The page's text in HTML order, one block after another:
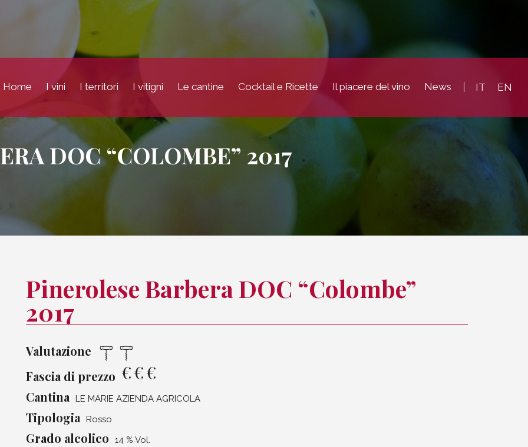
Home I vini I territori I vitigni Le cantine Cocktail e Ricette Il piacere del vino News IT EN
DOC “COLOMBE” 2017
Pinerolese Barbera DOC “Colombe”
2017
Valutazione
Fascia di prezzo €€€
Cantina LE MARIE AZIENDA AGRICOLA
Tipologia Rosso
Grado alcolico 14 % Vol.